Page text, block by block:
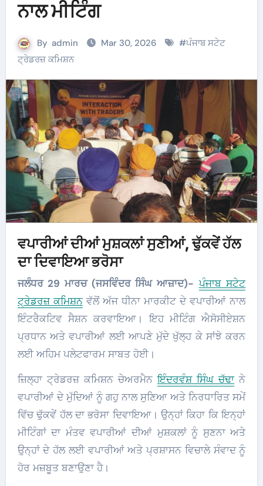
ਨਾਲ ਮੀਟਿੰਗ
By admin Mar 30, 2026 #ਪੰਜਾਬ ਸਟੇਟ
ਟ੍ਰੇਡਰਜ਼ ਕਮਿਸ਼ਨ
ਵਪਾਰੀਆਂ ਦੀਆਂ ਮੁਸ਼ਕਲਾਂ ਸੁਣੀਆਂ, ਢੁੱਕਵੇਂ ਹੱਲ
ਦਾ ਦਿਵਾਇਆ ਭਰੋਸਾ
ਜਲੰਧਰ 29 ਮਾਰਚ (ਜਸਵਿੰਦਰ ਸਿੰਘ ਆਜ਼ਾਦ)- ਪੰਜਾਬ ਸਟੇਟ
ਟ੍ਰੇਡਰਜ਼ ਕਮਿਸ਼ਨਵੱਲੋਂ ਅੱਜ ਧੀਨਾ ਮਾਰਕੀਟ ਦੇ ਵਪਾਰੀਆਂ ਨਾਲ
ਇੰਟਰੈਕਟਿਵ ਸੈਸ਼ਨ ਕਰਵਾਇਆ। ਇਹ ਮੀਟਿੰਗ ਐਸੋਸੀਏਸ਼ਨ
ਪ੍ਰਧਾਨ ਅਤੇ ਵਪਾਰੀਆਂ ਲਈ ਆਪਣੇ ਮੁੱਦੇ ਖੁੱਲ੍ਹ ਕੇ ਸਾਂਝੇ ਕਰਨ
ਲਈ ਅਹਿਮ ਪਲੇਟਫਾਰਮ ਸਾਬਤ ਹੋਈ।
ਜ਼ਿਲ੍ਹਾ ਟ੍ਰੇਡਰਜ਼ ਕਮਿਸ਼ਨ ਚੇਅਰਮੈਨਇੰਦਰਵੰਸ਼ ਸਿੰਘ ਚੱਢਾਨੇ
ਵਪਾਰੀਆਂ ਦੇ ਮੁੱਦਿਆਂ ਨੂੰ ਗਹੁ ਨਾਲ ਸੁਣਿਆ ਅਤੇ ਨਿਰਧਾਰਿਤ ਸਮੇਂ
ਵਿੱਚ ਢੁੱਕਵੇਂ ਹੱਲ ਦਾ ਭਰੋਸਾ ਦਿਵਾਇਆ। ਉਨ੍ਹਾਂ ਕਿਹਾ ਕਿ ਇਨ੍ਹਾਂ
ਮੀਟਿੰਗਾਂ ਦਾ ਮੰਤਵ ਵਪਾਰੀਆਂ ਦੀਆਂ ਮੁਸ਼ਕਲਾਂ ਨੂੰ ਸੁਣਨਾ ਅਤੇ
ਉਨ੍ਹਾਂ ਦੇ ਹੱਲ ਲਈ ਵਪਾਰੀਆਂ ਅਤੇ ਪ੍ਰਸ਼ਾਸਨ ਵਿਚਾਲੇ ਸੰਵਾਦ ਨੂੰ
ਹੋਰ ਮਜ਼ਬੂਤ ਬਣਾਉਣਾ ਹੈ।